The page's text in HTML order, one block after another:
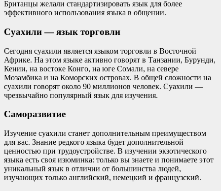
Британцы желали стандартизировать язык для более
эффективного использования языка в общении.
Суахили — язык торговли
Сегодня суахили является языком торговли в Восточной
Африке. На этом языке активно говорят в Танзании, Бурунди,
Кении, на востоке Конго, на юге Сомали, на севере
Мозамбика и на Коморских островах. В общей сложности на
суахили говорят около 90 миллионов человек. Суахили —
чрезвычайно популярный язык для изучения.
Саморазвитие
Изучение суахили станет дополнительным преимуществом
для вас. Знание редкого языка будет дополнительной
ценностью при трудоустройстве. В изучении экзотического
языка есть своя изюминка: только вы знаете и понимаете этот
уникальный язык в отличии от большинства людей,
изучающих только английский, немецкий и французский.